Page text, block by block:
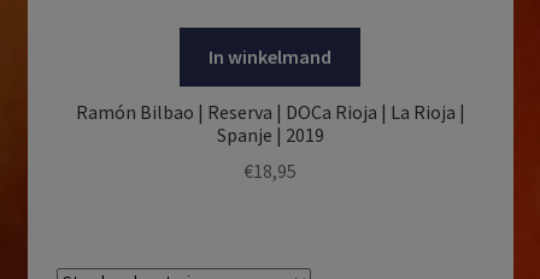
In winkelmand
Ramón Bilbao | Reserva | DOCa Rioja | La Rioja |
Spanje | 2019
€18,95